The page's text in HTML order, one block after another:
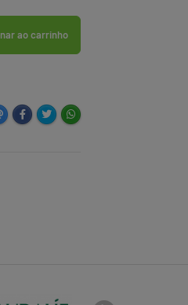
ao carrinho